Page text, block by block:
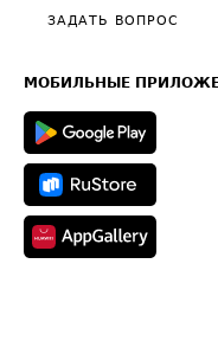
Общие положения
Полезное по перевозкам
Техническая информация
ЗАДАТЬ ВОПРОС
МОБИЛЬНЫЕ